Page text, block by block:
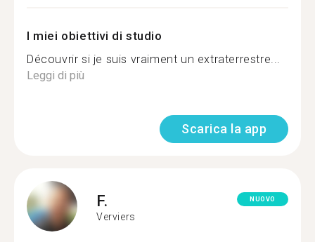
I miei obiettivi di studio
Découvrir si je suis vraiment un extraterrestre...
Leggi di più
Scarica la app
F.
Verviers
NUOVO